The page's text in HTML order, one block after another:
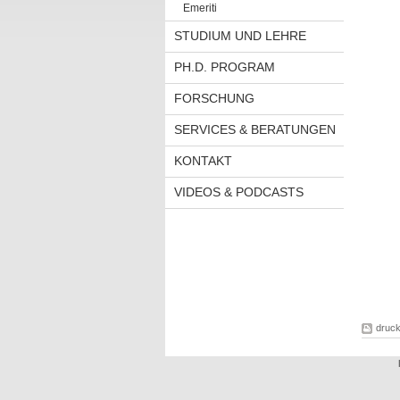
Emeriti
STUDIUM UND LEHRE
PH.D. PROGRAM
FORSCHUNG
SERVICES & BERATUNGEN
KONTAKT
VIDEOS & PODCASTS